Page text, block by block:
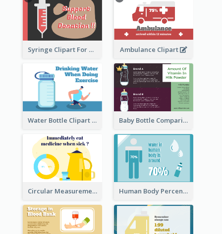
Syringe Clipart For Blood Donation Ambulance Clipart
Water Bottle Clipart Baby Bottle Comparison Information
Circular Measurement Of 2 Group Human Body Percentage Clipart